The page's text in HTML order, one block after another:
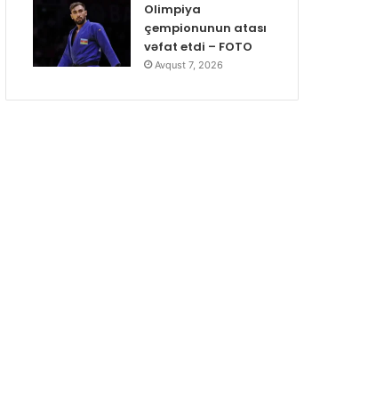
Olimpiya
çempionunun atası
vəfat etdi – FOTO
Avqust 7, 2026